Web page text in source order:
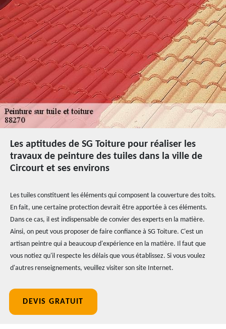
Les aptitudes de SG Toiture pour réaliser les
travaux de peinture des tuiles dans la ville de
Circourt et ses environs
Les tuiles constituent les éléments qui composent la couverture des toits.
En fait, une certaine protection devrait être apportée à ces éléments.
Dans ce cas, il est indispensable de convier des experts en la matière.
Ainsi, on peut vous proposer de faire confiance à SG Toiture. C'est un
artisan peintre qui a beaucoup d'expérience en la matière. Il faut que
vous notiez qu'il respecte les délais que vous établissez. Si vous voulez
d'autres renseignements, veuillez visiter son site Internet.
DEVIS GRATUIT